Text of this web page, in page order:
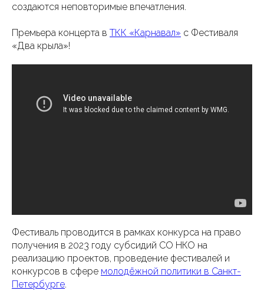
создаются неповторимые впечатления.
Премьера концерта в ТКК «Карнавал» с Фестиваля
«Два крыла»!
Фестиваль проводится в рамках конкурса на право
получения в 2023 году субсидий СО НКО на
реализацию проектов, проведение фестивалей и
конкурсов в сфере молодёжной политики в Санкт-
Петербурге.